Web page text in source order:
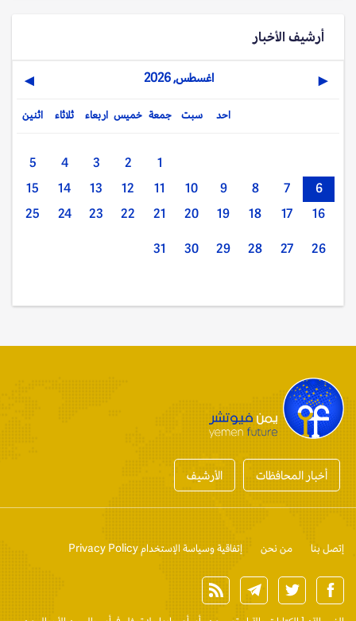
أرشيف الأخبار
◀ اغسطس, 2026 ▶
اثنين ثلاثاء اربعاء خميس جمعة سبت احد
1
2
3
4
5
6
7
8
9
10
11
12
13
14
15
16
17
18
19
20
21
22
23
24
25
26
27
28
29
30
31
أخبار المحافظات الأرشيف
إتصل بنا من نحن إتفاقية وسياسة الإستخدام Privacy Policy